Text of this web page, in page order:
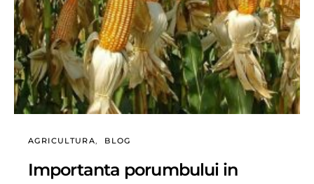
AGRICULTURA BLOG
Importanta porumbului in